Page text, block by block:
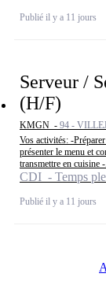
Publié il y a 11 jours
Serveur /
(H/F)
KMGN - 94 -
Vos activités: -
présenter le menu et
transmettre en cuisine -...
CDI - Temps
Publié il y a 11 jours